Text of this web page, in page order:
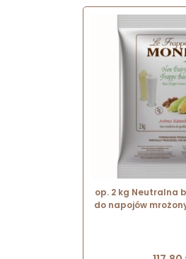
op. 2 kg Neutralna
do napojów